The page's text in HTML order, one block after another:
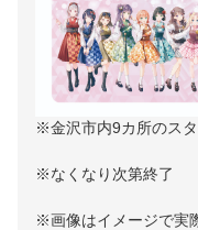
※金沢市内9カ所のス
※なくなり次第終了
※画像はイメージで実